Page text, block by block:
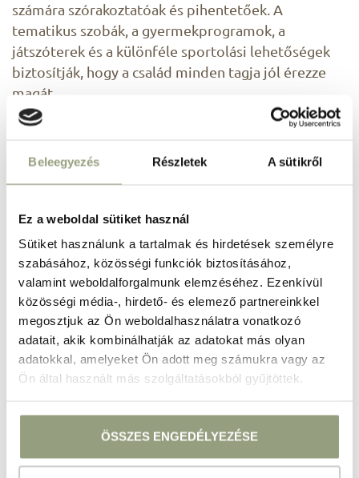
Beleegyezés Részletek A sütikről
Ez a weboldal sütiket használ
Sütiket használunk a tartalmak és hirdetések személyre
szabásához, közösségi funkciók biztosításához,
valamint weboldalforgalmunk elemzéséhez. Ezenkívül
közösségi média-, hirdető- és elemező partnereinkkel
megosztjuk az Ön weboldalhasználatra vonatkozó
adatait, akik kombinálhatják az adatokat más olyan
adatokkal, amelyeket Ön adott meg számukra vagy az
Ön által használt más szolgáltatásokból gyűjtöttek.
ÖSSZES ENGEDÉLYEZÉSE
számára szórakoztatóak és pihentetőek. A
tematikus szobák, a gyermekprogramok, a
játszóterek és a különféle sportolási lehetőségek
biztosítják, hogy a család minden tagja jól érezze
magát.
gyerekeknek
Szórakozás és tanulás: az élmény
magukat, hanem új dolgokat is tanulhatnak
és fejlődhetnek.
Biztonságos környezet: ezek a hotelek úgy
vannak kialakítva, hogy biztonságos és
barátságos környezetet biztosítsanak a
gyerekek számára.
Állatbarát élmény hotel a
Balatonnál?